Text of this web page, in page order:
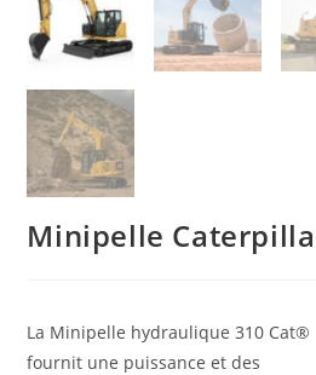
Minipelle
La Minipelle hydraulique 310 Cat®
fournit une puissance et des